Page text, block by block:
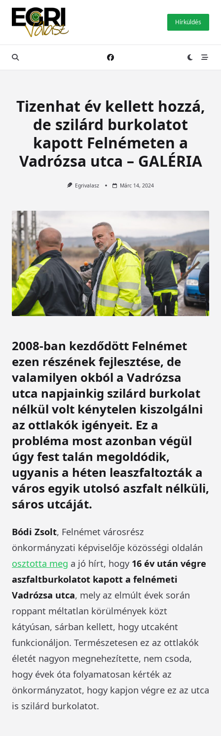
Skip
content
Hírküldés
Tizenhat év kellett hozzá,
de szilárd burkolatot
kapott Felnémeten a
Vadrózsa utca – GALÉRIA
Egrivalasz Márc 14, 2024
2008-ban kezdődött Felnémet
ezen részének fejlesztése, de
valamilyen okból a Vadrózsa
utca napjainkig szilárd burkolat
nélkül volt kénytelen kiszolgálni
az ottlakók igényeit. Ez a
probléma most azonban végül
úgy fest talán megoldódik,
ugyanis a héten leaszfaltozták a
város egyik utolsó aszfalt nélküli,
sáros utcáját.
Bódi Zsolt, Felnémet városrész
önkormányzati képviselője közösségi oldalán
osztotta meg a jó hírt, hogy 16 év után végre
aszfaltburkolatot kapott a felnémeti
Vadrózsa utca, mely az elmúlt évek során
roppant méltatlan körülmények közt
kátyúsan, sárban kellett, hogy utcaként
funkcionáljon. Természetesen ez az ottlakók
életét nagyon megnehezítette, nem csoda,
hogy évek óta folyamatosan kérték az
önkormányzatot, hogy kapjon végre ez az utca
is szilárd burkolatot.